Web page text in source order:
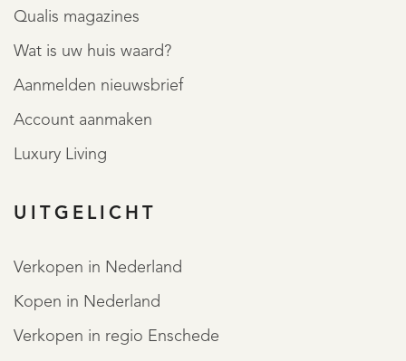
- Verzorgde achtertuin.
* Deze informatie is door ons met de nodige
voorwaarden.
Qualis magazines
Wat is uw huis waard?
Aanmelden nieuwsbrief
Account aanmaken
Luxury Living
UITGELICHT
Verkopen in Nederland
Kopen in Nederland
Verkopen in regio Enschede